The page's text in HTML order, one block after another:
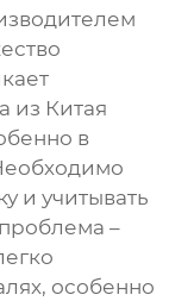
из Китая
в
и учитывать
–
особенно